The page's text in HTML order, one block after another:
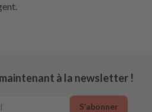
à la newsletter !
S’abonner